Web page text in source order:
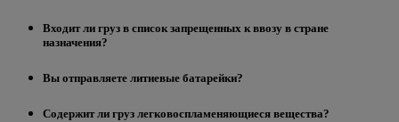
Входит ли груз в список запрещенных к ввозу в стране
назначения?
Вы отправляете литиевые батарейки?
Содержит ли груз легковоспламеняющиеся вещества?